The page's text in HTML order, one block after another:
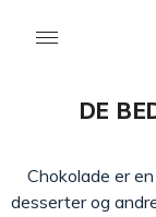
DE
Chokolade er
desserter og